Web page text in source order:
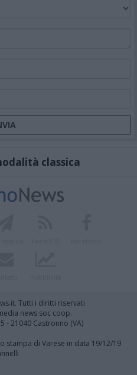
classica
Tutti i diritti riservati
news soc coop.
- 21040 Castronno (VA)
stampa di Varese in data 19/12/19